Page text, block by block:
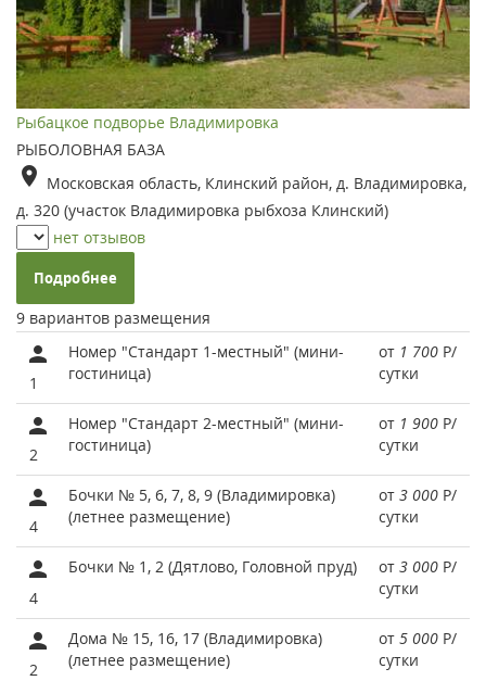
Рыбацкое подворье Владимировка
РЫБОЛОВНАЯ БАЗА
Московская область, Клинский район, д. Владимировка,
д. 320 (участок Владимировка рыбхоза Клинский)
нет отзывов
Подробнее
9 вариантов размещения
1
Номер "Стандарт 1-местный" (мини-
гостиница)
от 1 700 Р/
сутки
2
Номер "Стандарт 2-местный" (мини-
гостиница)
от 1 900 Р/
сутки
4
Бочки № 5, 6, 7, 8, 9 (Владимировка)
(летнее размещение)
от 3 000 Р/
сутки
4
Бочки № 1, 2 (Дятлово, Головной пруд) от 3 000 Р/
сутки
2
Дома № 15, 16, 17 (Владимировка)
(летнее размещение)
от 5 000 Р/
сутки